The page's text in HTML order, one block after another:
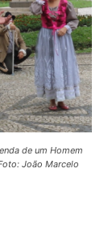
de um Homem
João Marcelo